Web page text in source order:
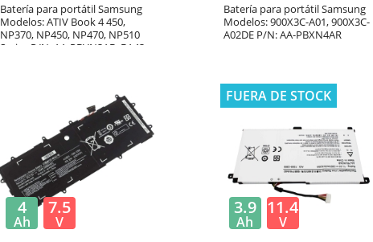
Batería para portátil Samsung
Modelos: ATIV Book 4 450,
NP370, NP450, NP470, NP510
Series P/N: AA-PBVN3AB, BA43-
Batería para portátil Samsung
Modelos: 900X3C-A01, 900X3C-
A02DE P/N: AA-PBXN4AR
4
Ah
7.5
V
3.9
Ah
11.4
V
FUERA DE STOCK